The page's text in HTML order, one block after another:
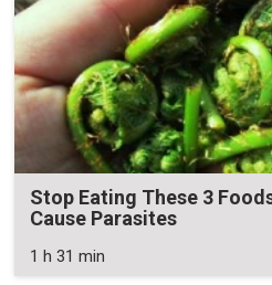
Stop Eating These 3
Cause Parasites
1 h 31 min